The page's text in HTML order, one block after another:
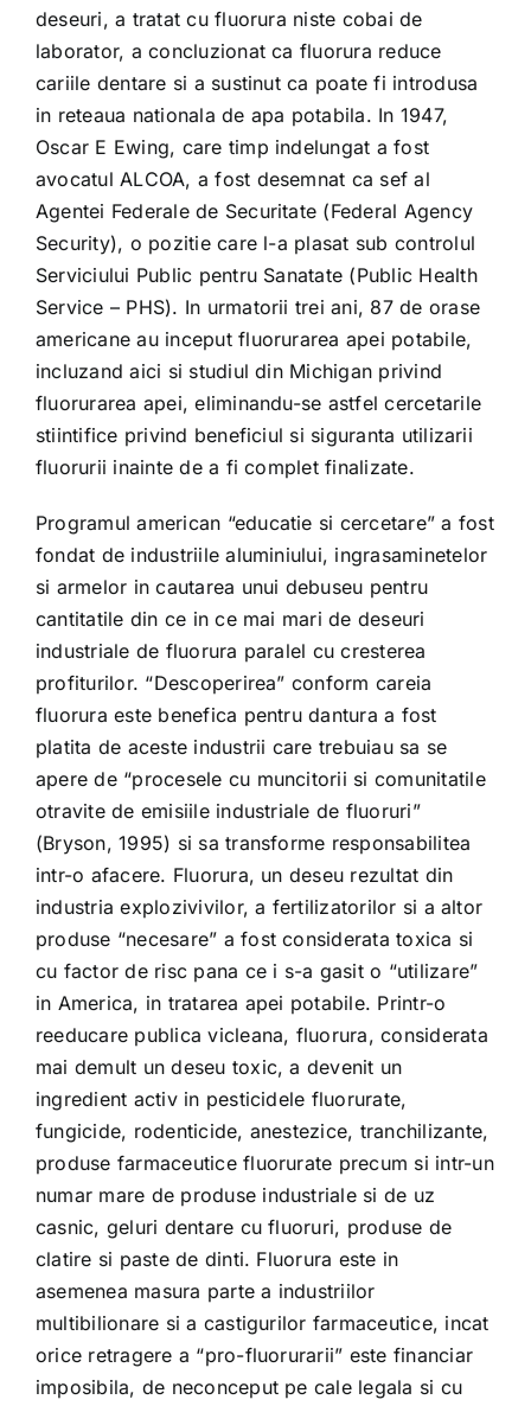
deseuri, a tratat cu fluorura niste cobai de
laborator, a concluzionat ca fluorura reduce
cariile dentare si a sustinut ca poate fi introdusa
in reteaua nationala de apa potabila. In 1947,
Oscar E Ewing, care timp indelungat a fost
avocatul ALCOA, a fost desemnat ca sef al
Agentei Federale de Securitate (Federal Agency
Security), o pozitie care l-a plasat sub controlul
Serviciului Public pentru Sanatate (Public Health
Service – PHS). In urmatorii trei ani, 87 de orase
americane au inceput fluorurarea apei potabile,
incluzand aici si studiul din Michigan privind
fluorurarea apei, eliminandu-se astfel cercetarile
stiintifice privind beneficiul si siguranta utilizarii
fluorurii inainte de a fi complet finalizate.
Programul american “educatie si cercetare” a fost
fondat de industriile aluminiului, ingrasaminetelor
si armelor in cautarea unui debuseu pentru
cantitatile din ce in ce mai mari de deseuri
industriale de fluorura paralel cu cresterea
profiturilor. “Descoperirea” conform careia
fluorura este benefica pentru dantura a fost
platita de aceste industrii care trebuiau sa se
apere de “procesele cu muncitorii si comunitatile
otravite de emisiile industriale de fluoruri”
(Bryson, 1995) si sa transforme responsabilitea
intr-o afacere. Fluorura, un deseu rezultat din
industria explozivivilor, a fertilizatorilor si a altor
produse “necesare” a fost considerata toxica si
cu factor de risc pana ce i s-a gasit o “utilizare”
in America, in tratarea apei potabile. Printr-o
reeducare publica vicleana, fluorura, considerata
mai demult un deseu toxic, a devenit un
ingredient activ in pesticidele fluorurate,
fungicide, rodenticide, anestezice, tranchilizante,
produse farmaceutice fluorurate precum si intr-un
numar mare de produse industriale si de uz
casnic, geluri dentare cu fluoruri, produse de
clatire si paste de dinti. Fluorura este in
asemenea masura parte a industriilor
multibilionare si a castigurilor farmaceutice, incat
orice retragere a “pro-fluorurarii” este financiar
imposibila, de neconceput pe cale legala si cu